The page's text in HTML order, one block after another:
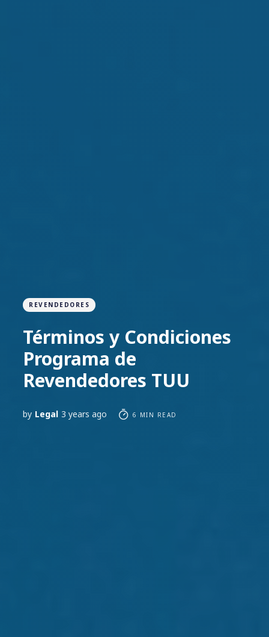
REVENDEDORES
Términos y Condiciones
Programa de
Revendedores TUU
by Legal 3 years ago 6 MIN READ